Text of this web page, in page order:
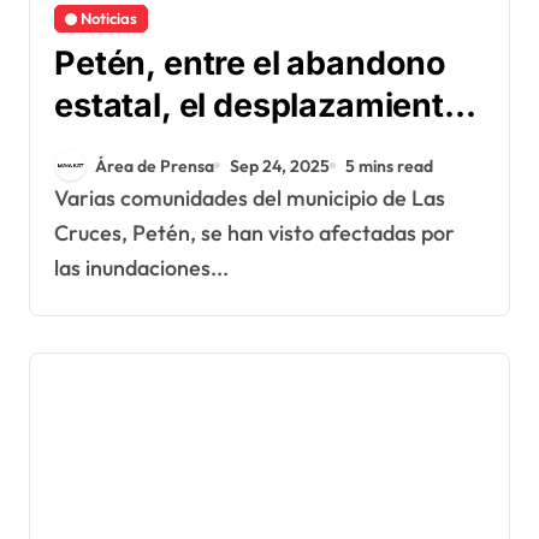
Noticias
Petén, entre el abandono
estatal, el desplazamiento
corporativo y los desastres
naturales
Área de Prensa Sep 24, 2025 5 mins read
Varias comunidades del municipio de Las
Cruces, Petén, se han visto afectadas por
las inundaciones...